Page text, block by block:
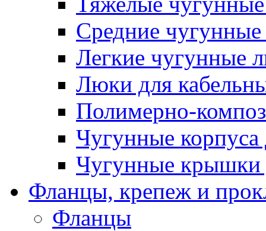
Средние
Легкие чугунные
Люки для
Полимерно-
Чугунные
Чугунные крышки
Фланцы, крепеж и
Фланцы